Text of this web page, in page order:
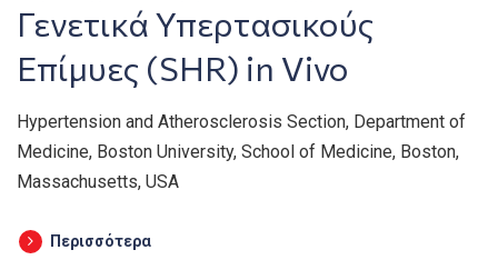
Γενετικά Υπερτασικούς
Επίμυες (SHR) in Vivo
Hypertension and Atherosclerosis Section, Department of
Medicine, Boston University, School of Medicine, Boston,
Massachusetts, USA
Περισσότερα